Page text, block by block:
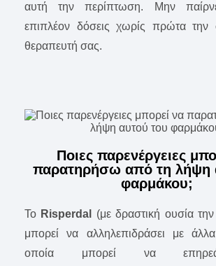
αυτή την περίπτωση. Μην
επιπλέον δόσεις χωρίς πρώτα την
θεραπευτή σας.
Ποιες παρενέργειες
παρατηρήσω από τη λήψη
φαρμάκου;
Το Risperdal (με δραστική ουσία
μπορεί να αλληλεπιδράσει με
οποία μπορεί να